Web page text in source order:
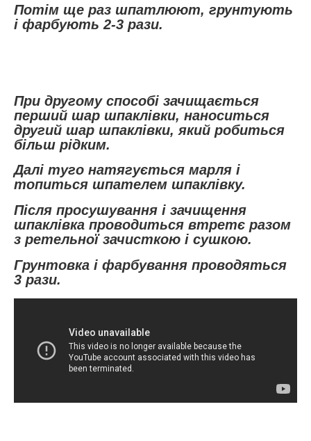
Потім ще раз шпатлюют, грунтують
і фарбують 2-3 рази.
При другому способі зачищається
перший шар шпаклівки, наноситься
другий шар шпаклівки, який робиться
більш рідким.
Далі туго натягується марля і
топиться шпателем шпаклівку.
Після просушування і зачищення
шпаклівка проводиться втретє разом
з ретельної зачисткою і сушкою.
Грунтовка і фарбування проводяться
3 рази.